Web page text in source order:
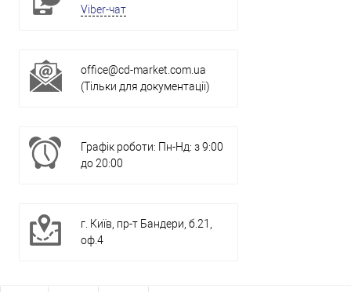
Viber-чат
office@cd-market.com.ua
(Тільки для документації)
Графік роботи: Пн-Нд: з 9:00
до 20:00
г. Київ, пр-т Бандери, б.21,
оф.4